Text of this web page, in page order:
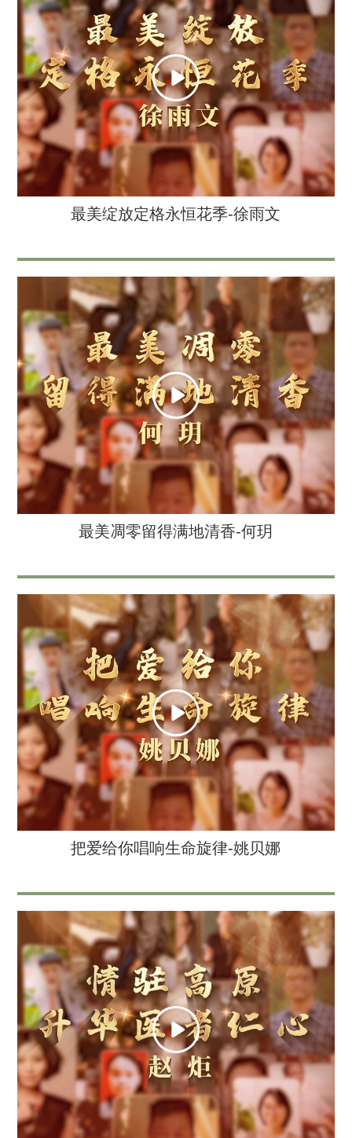
最美绽放定格永恒花季-徐雨文
最美凋零留得满地清香-何玥
把爱给你唱响生命旋律-姚贝娜